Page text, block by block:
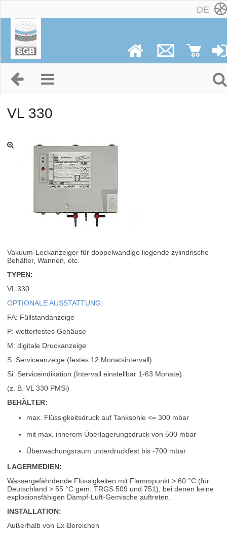
DE
VL 330
Vakuum-Leckanzeiger für doppelwandige liegende zylindrische
Behälter, Wannen, etc.
TYPEN:
VL 330
OPTIONALE AUSSTATTUNG:
FA: Füllstandanzeige
P: wetterfestes Gehäuse
M: digitale Druckanzeige
S: Serviceanzeige (festes 12 Monatsintervall)
Si: Serviceindikation (Intervall einstellbar 1-63 Monate)
(z. B. VL 330 PMSi)
BEHÄLTER:
max. Flüssigkeitsdruck auf Tanksohle <= 300 mbar
mit max. innerem Überlagerungsdruck von 500 mbar
Überwachungsraum unterdruckfest bis -700 mbar
LAGERMEDIEN:
Wassergefährdende Flüssigkeiten mit Flammpunkt > 60 °C (für
Deutschland > 55 °C gem. TRGS 509 und 751), bei denen keine
explosionsfähigen Dampf-Luft-Gemische auftreten.
INSTALLATION:
Außerhalb von Ex-Bereichen